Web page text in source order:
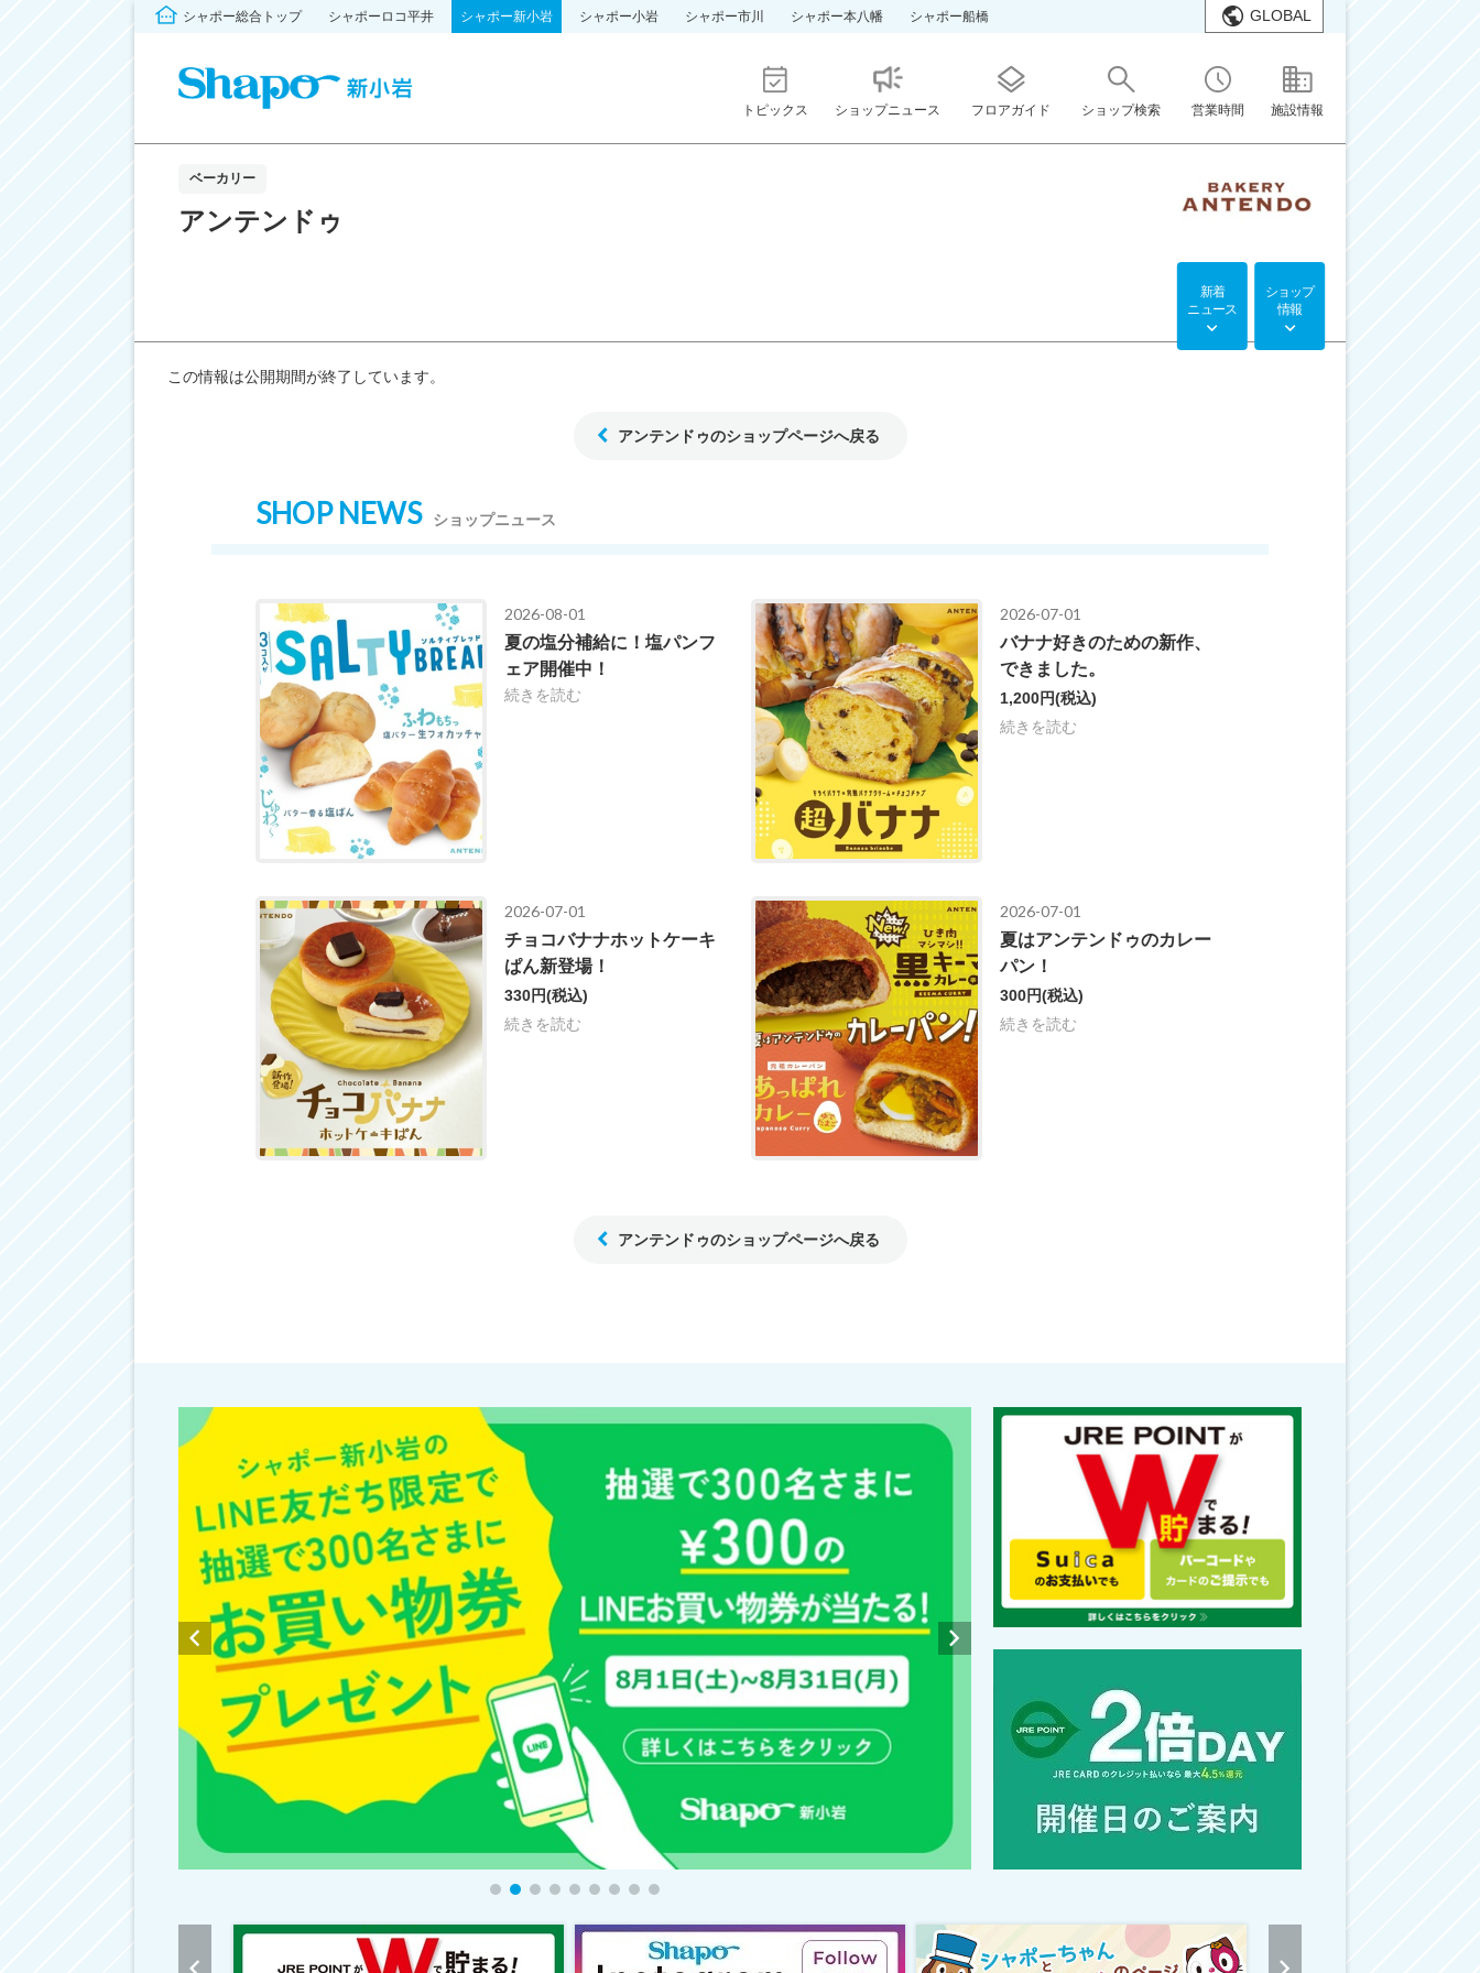
シャポー総合トップ シャポーロコ平井 シャポー新小岩 シャポー小岩 シャポー市川 シャポー本八幡 シャポー船橋 GLOBAL
トピックス ショップニュース フロアガイド ショップ検索 営業時間 施設情報
ベーカリー
アンテンドゥ
新着
ニュース
ショップ
情報
この情報は公開期間が終了しています。
アンテンドゥのショップページへ戻る
SHOP NEWS ショップニュース
2026-08-01
夏の塩分補給に！塩パンフ
ェア開催中！
続きを読む
2026-07-01
バナナ好きのための新作、
できました。
1,200円(税込)
続きを読む
2026-07-01
チョコバナナホットケーキ
ぱん新登場！
330円(税込)
続きを読む
2026-07-01
夏はアンテンドゥのカレー
パン！
300円(税込)
続きを読む
アンテンドゥのショップページへ戻る